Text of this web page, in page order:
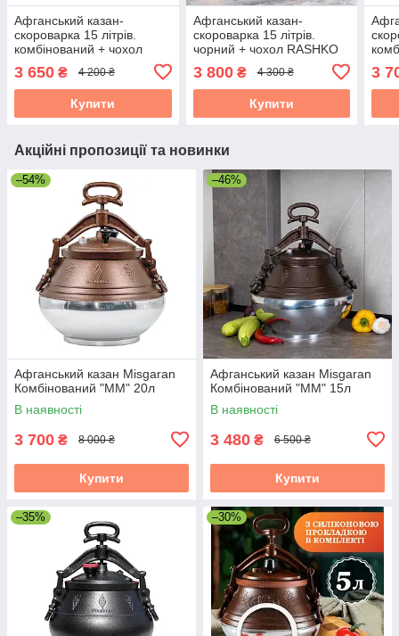
Афганський казан-
скороварка 15 літрів.
комбінований + чохол
3 650 ₴ 4 200 ₴
Купити
Афганський казан-
скороварка 15 літрів.
чорний + чохол RASHKO
3 800₴ 4 300 ₴
Купити
3
Акційні пропозиції та новинки
–54%
Афганський казан Misgaran
Комбінований "ММ" 20л
В наявності
3 700 ₴ 8 000 ₴
Купити
–46%
Афганський казан Misgaran
Комбінований "ММ" 15л
В наявності
3 480 ₴ 6 500 ₴
Купити
–35% –30%